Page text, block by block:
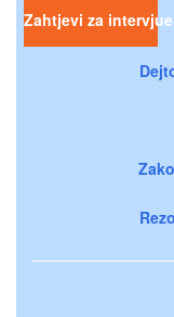
Zahtjevi za intervjue